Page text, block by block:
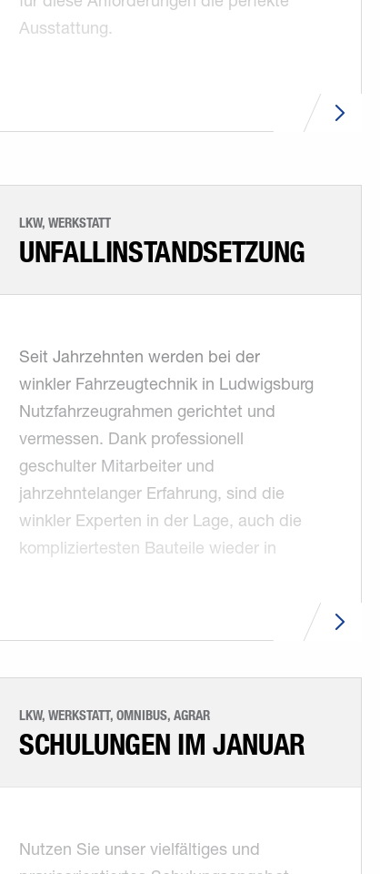
Ausstattung.
LKW, WERKSTATT
UNFALLINSTANDSETZUNG
Seit Jahrzehnten werden bei der
winkler Fahrzeugtechnik in Ludwigsburg
Nutzfahrzeugrahmen gerichtet und
vermessen. Dank professionell
geschulter Mitarbeiter und
jahrzehntelanger Erfahrung, sind die
winkler Experten in der Lage, auch die
kompliziertesten Bauteile wieder in
LKW, WERKSTATT, OMNIBUS, AGRAR
SCHULUNGEN IM JANUAR
Nutzen Sie unser vielfältiges und